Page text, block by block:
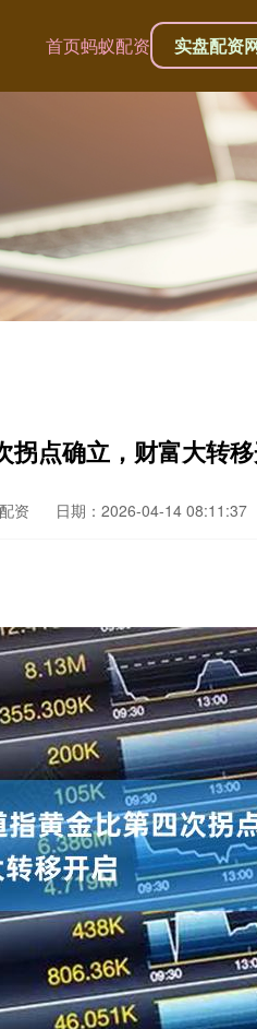
首页蚂蚁配资 实盘配资
拐点确立，财富大转
资 日期：2026-04-14 08:11:37
沪深300 4651.31